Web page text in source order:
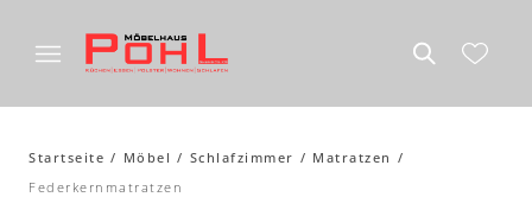
Startseite Möbel Schlafzimmer
Matratzen
Federkernmatratzen